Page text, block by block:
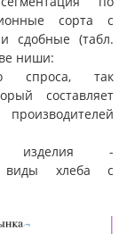
сорта с
сдобные (табл.
ниши:
спроса, так
составляет
изделия -
виды хлеба с